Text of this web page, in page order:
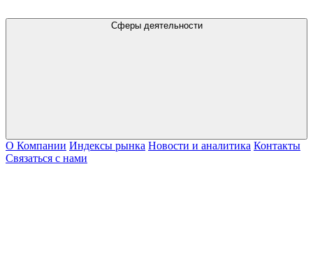
Сферы деятельности
О Компании Индексы рынка Новости и аналитика Контакты
Связаться с нами